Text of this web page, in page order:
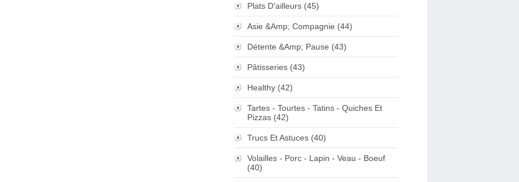
Plats D'ailleurs (45)
Asie &Amp; Compagnie (44)
Détente &Amp; Pause (43)
Pâtisseries (43)
Healthy (42)
Tartes - Tourtes - Tatins - Quiches Et
Pizzas (42)
Trucs Et Astuces (40)
Volailles - Porc - Lapin - Veau - Boeuf
(40)